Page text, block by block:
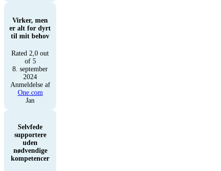
Virker, men
er alt for dyrt
til mit behov
Rated 2,0 out
of 5
8. september
2024
Anmeldelse af
One.com
Jan
Selvfede
supportere
uden
nødvendige
kompetencer